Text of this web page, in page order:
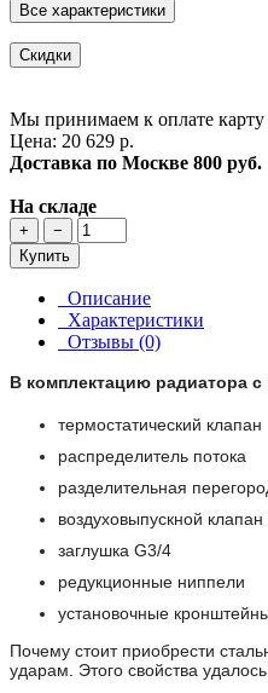
Все характеристики
Скидки
Мы принимаем к оплате
Цена: 20 629 р.
Доставка по Москве 800 руб.
На складе
+
−
Купить
Описание
Характеристики
Отзывы (0)
В комплектацию радиатора с
термостатический клапан
распределитель потока
разделительная
воздуховыпускной
заглушка G3/4
редукционные ниппели
установочные
Почему стоит приобрести
ударам. Этого свойства